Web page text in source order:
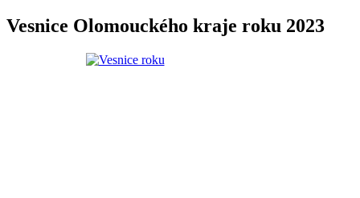
Vesnice Olomouckého kraje roku 2023